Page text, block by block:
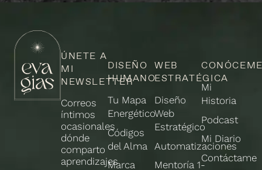
ÚNETE A
MI
NEWSLETTER
Correos
íntimos
ocasionales
dónde
comparto
aprendizajes
DISEÑO
HUMANO
Tu Mapa
Energético
Códigos
del Alma
Marca
WEB
ESTRATÉGICA
Diseño
Web
Estratégico
Automatizaciones
Mentoría 1-
Mi
Historia
Podcast
Mi Diario
Contáctame